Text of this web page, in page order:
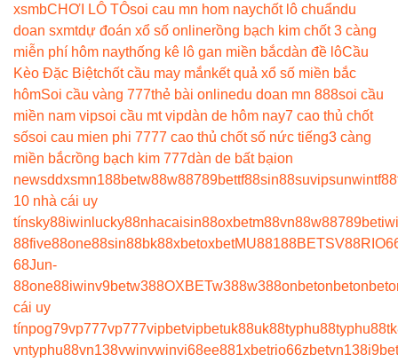
xsmbCHƠI LÔ TÔsoi cau mn hom naychốt lô chuẩndu
doan sxmtdự đoán xổ số onlinerồng bạch kim chốt 3 càng
miễn phí hôm naythống kê lô gan miền bắcdàn đề lôCầu
Kèo Đặc Biệtchốt cầu may mắnkết quả xổ số miền bắc
hômSoi cầu vàng 777thẻ bài onlinedu doan mn 888soi cầu
miền nam vipsoi cầu mt vipdàn de hôm nay7 cao thủ chốt
sốsoi cau mien phi 7777 cao thủ chốt số nức tiếng3 càng
miền bắcrồng bạch kim 777dàn de bất bạion
newsddxsmn188betw88w88789bettf88sin88suvipsunwintf88
10 nhà cái uy
tínsky88iwin lucky88nhacaisin88oxbetm88vn88w88789bet
88five88one88sin88bk88xbetoxbetMU88188BETSV88
68Jun-
88one88iwinv9betw388OXBETw388w388onbetonbetonbet
cái uy
tínpog79vp777vp777vipbetvipbetuk88uk88typhu88typhu88
vntyphu88vn138vwinvwinvi68ee881xbetrio66zbetvn138